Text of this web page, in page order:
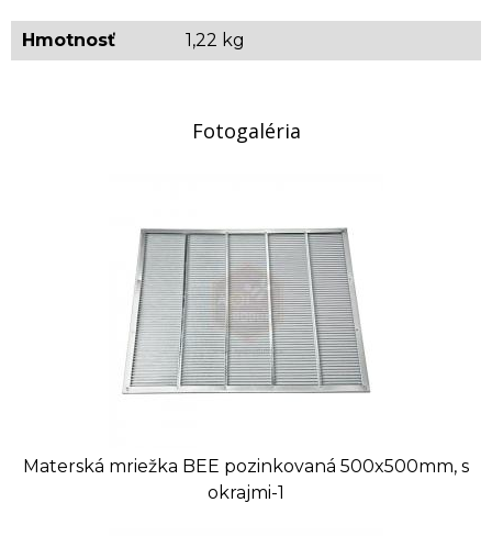
Hmotnosť 1,22 kg
Fotogaléria
Materská mriežka BEE pozinkovaná 500x500mm, s
okrajmi-1